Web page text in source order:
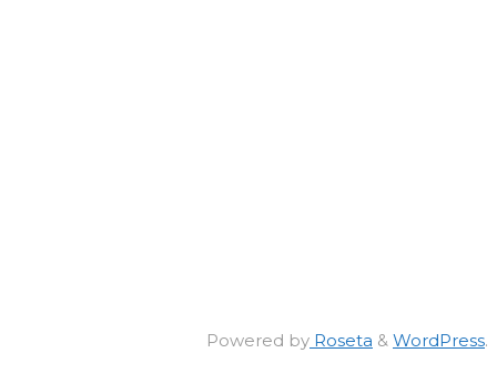
Powered by Roseta & WordPress.